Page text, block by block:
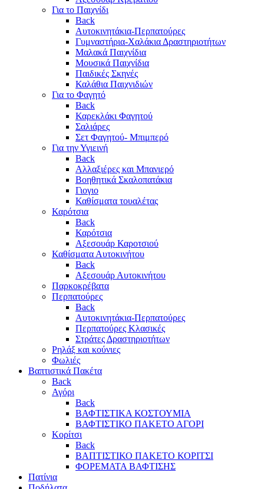
Για το Παιχνίδι
Back
Αυτοκινητάκια-Περπατούρες
Γυμναστήρια-Χαλάκια Δραστηριοτήτων
Μαλακά Παιχνίδια
Μουσικά Παιχνίδια
Παιδικές Σκηνές
Καλάθια Παιχνιδιών
Για το Φαγητό
Back
Καρεκλάκι Φαγητού
Σαλιάρες
Σετ Φαγητού- Μπιμπερό
Για την Υγιεινή
Back
Αλλαξιέρες και Μπανιερό
Βοηθητικά Σκαλοπατάκια
Γιογιο
Καθίσματα τουαλέτας
Καρότσια
Back
Καρότσια
Αξεσουάρ Καροτσιού
Καθίσματα Αυτοκινήτου
Back
Αξεσουάρ Αυτοκινήτου
Παρκοκρέβατα
Περπατούρες
Back
Αυτοκινητάκια-Περπατούρες
Περπατούρες Κλασικές
Στράτες Δραστηριοτήτων
Ρηλάξ και κούνιες
Φωλιές
Βαπτιστικά Πακέτα
Back
Αγόρι
Back
ΒΑΦΤΙΣΤΙΚΑ ΚΟΣΤΟΥΜΙΑ
ΒΑΦΤΙΣΤΙΚΟ ΠΑΚΕΤΟ ΑΓΟΡΙ
Κορίτσι
Back
ΒΑΠΤΙΣΤΙΚΟ ΠΑΚΕΤΟ ΚΟΡΙΤΣΙ
ΦΟΡΕΜΑΤΑ ΒΑΦΤΙΣΗΣ
Πατίνια